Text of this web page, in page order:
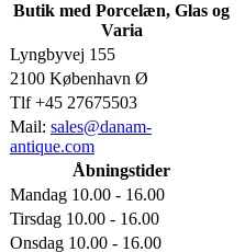
Butik med Porcelæn, Glas og
Varia
Lyngbyvej 155
2100 København Ø
Tlf +45 27675503
Mail: sales@danam-
antique.com
Åbningstider
Mandag 10.00 - 16.00
Tirsdag 10.00 - 16.00
Onsdag 10.00 - 16.00